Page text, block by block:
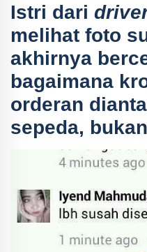
Istri dari
melihat foto
akhirnya
bagaimana
orderan
sepeda,